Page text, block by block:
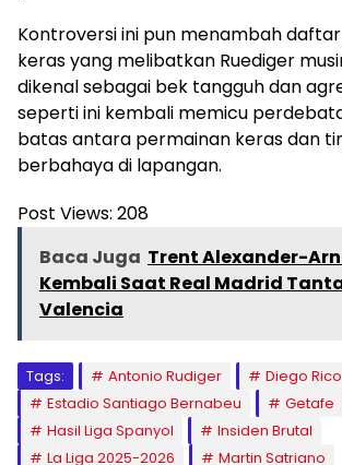
Kontroversi ini pun menambah
keras yang melibatkan Ruediger
dikenal sebagai bek tangguh dan
seperti ini kembali memicu
batas antara permainan keras dan
berbahaya di lapangan.
Post Views: 208
Baca Juga Trent Alexander-
Kembali Saat Real Madrid
Valencia
Tags: Antonio Rudiger
Diego Rico
Estadio Santiago Bernabeu
Getafe
Hasil Liga Spanyol
Insiden Brutal
La Liga 2025-2026
Martin Satriano